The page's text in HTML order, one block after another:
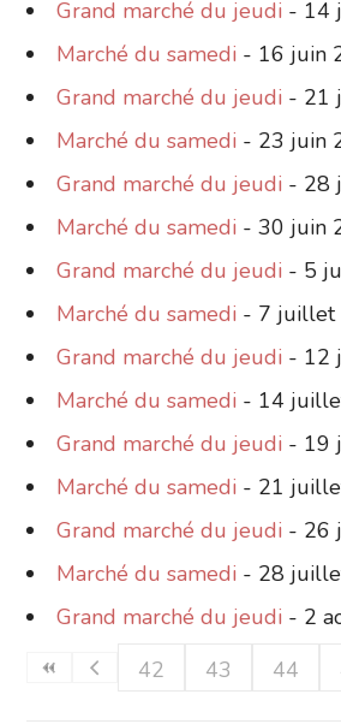
Grand marché du jeudi - 14
Marché du samedi - 16 juin
Grand marché du jeudi - 21
Marché du samedi - 23 juin
Grand marché du jeudi - 28
Marché du samedi - 30 juin
Grand marché du jeudi - 5
Marché du samedi - 7 juillet
Grand marché du jeudi - 12
Marché du samedi - 14
Grand marché du jeudi - 19
Marché du samedi - 21
Grand marché du jeudi - 26
Marché du samedi - 28
Grand marché du jeudi - 2
42
43 44